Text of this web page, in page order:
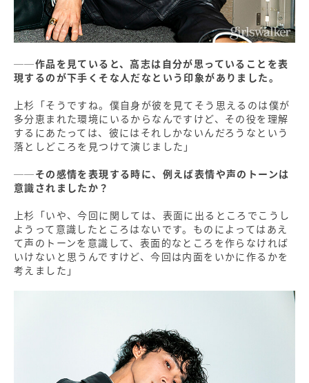
──作品を見ていると、高志は自分が思っていることを表
現するのが下手くそな人だなという印象がありました。
上杉「そうですね。僕自身が彼を見てそう思えるのは僕が
多分恵まれた環境にいるからなんですけど、その役を理解
するにあたっては、彼にはそれしかないんだろうなという
落としどころを見つけて演じました」
──その感情を表現する時に、例えば表情や声のトーンは
意識されましたか？
上杉「いや、今回に関しては、表面に出るところでこうし
ようって意識したところはないです。ものによってはあえ
て声のトーンを意識して、表面的なところを作らなければ
いけないと思うんですけど、今回は内面をいかに作るかを
考えました」